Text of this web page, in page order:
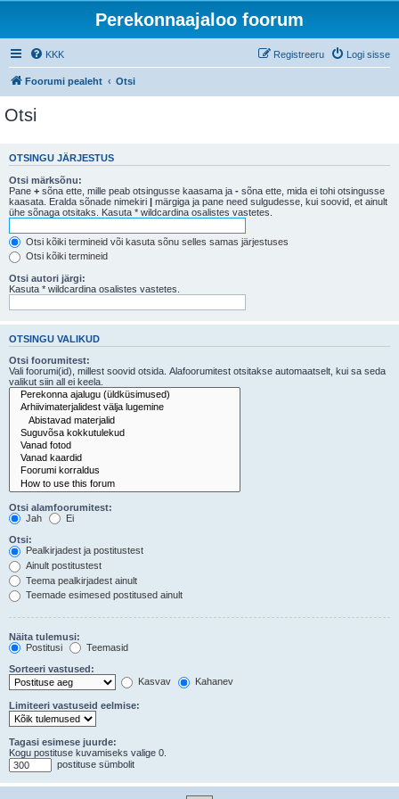
Perekonnaajaloo foorum
KKK Logi sisse
Registreeru
Foorumi pealeht Otsi
Otsi
OTSINGU JÄRJESTUS
Otsi märksõnu:
Pane + sõna ette, mille peab otsingusse kaasama ja - sõna ette, mida ei tohi otsingusse
kaasata. Eralda sõnade nimekiri | märgiga ja pane need sulgudesse, kui soovid, et ainult
ühe sõnaga otsitaks. Kasuta * wildcardina osalistes vastetes.
Otsi kõiki termineid või kasuta sõnu selles samas järjestuses
Otsi kõiki termineid
Otsi autori järgi:
Kasuta * wildcardina osalistes vastetes.
OTSINGU VALIKUD
Otsi foorumitest:
Vali foorumi(id), millest soovid otsida. Alafoorumitest otsitakse automaatselt, kui sa seda
valikut siin all ei keela.
Otsi alamfoorumitest:
Jah
Ei
Otsi:
Pealkirjadest ja postitustest
Ainult postitustest
Teema pealkirjadest ainult
Teemade esimesed postitused ainult
Näita tulemusi:
Postitusi
Teemasid
Sorteeri vastused:
Kasvav
Kahanev
Limiteeri vastuseid eelmise:
Tagasi esimese juurde:
Kogu postituse kuvamiseks valige 0.
postituse sümbolit